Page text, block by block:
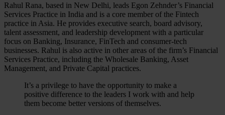
Rahul Rana, based in New Delhi, leads Egon Zehnder’s Financial
Services Practice in India and is a core member of the Fintech
practice in Asia. He provides executive search, board advisory,
talent assessment, and leadership development with a particular
focus on Banking, Insurance, FinTech and consumer-tech
businesses. Rahul is also active in other areas of the firm’s Financial
Services Practice, including the Wholesale Banking, Asset
Management, and Private Capital practices.
It’s a privilege to have the opportunity to make a
positive difference to the leaders I work with and help
them become better versions of themselves.